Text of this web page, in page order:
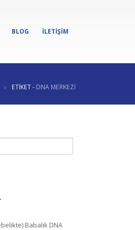
BLOG İLETIŞIM
ETIKET - DNA MERKEZI
Babalık DNA